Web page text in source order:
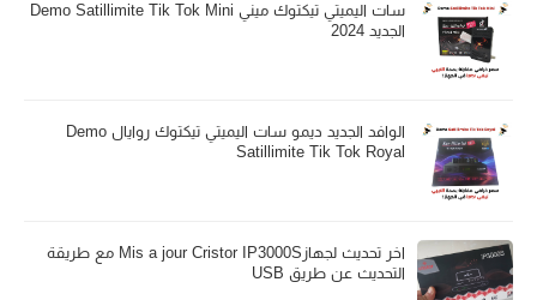
سات اليميتي تيكتوك ميني Demo Satillimite Tik Tok Mini
الجديد 2024
الوافد الجديد ديمو سات اليميتي تيكتوك روايال Demo
Satillimite Tik Tok Royal
اخر تحديث لجهازMis a jour Cristor IP3000S مع طريقة
التحديث عن طريق USB